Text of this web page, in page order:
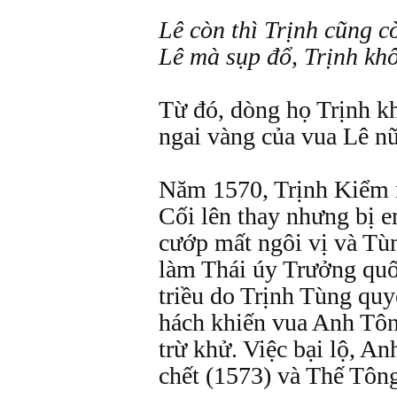
Lê còn thì Trịnh cũng
Lê mà sụp đổ, Trịnh
Từ đó, dòng họ Trịnh
ngai vàng của vua Lê
Năm 1570, Trịnh
Cối lên thay nhưng bị
cướp mất ngôi vị và
làm Thái úy Trưởng
triều do Trịnh Tùng
hách khiến vua Anh
trừ khử. Việc bại lộ,
chết (1573) và Thế